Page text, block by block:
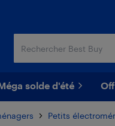
solde d'été
Petits